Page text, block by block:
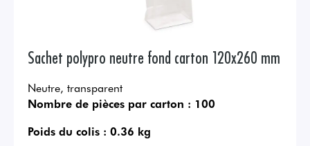
Sachet polypro neutre fond carton 120x260 mm
Neutre, transparent
Nombre de pièces par carton : 100
Poids du colis : 0.36 kg